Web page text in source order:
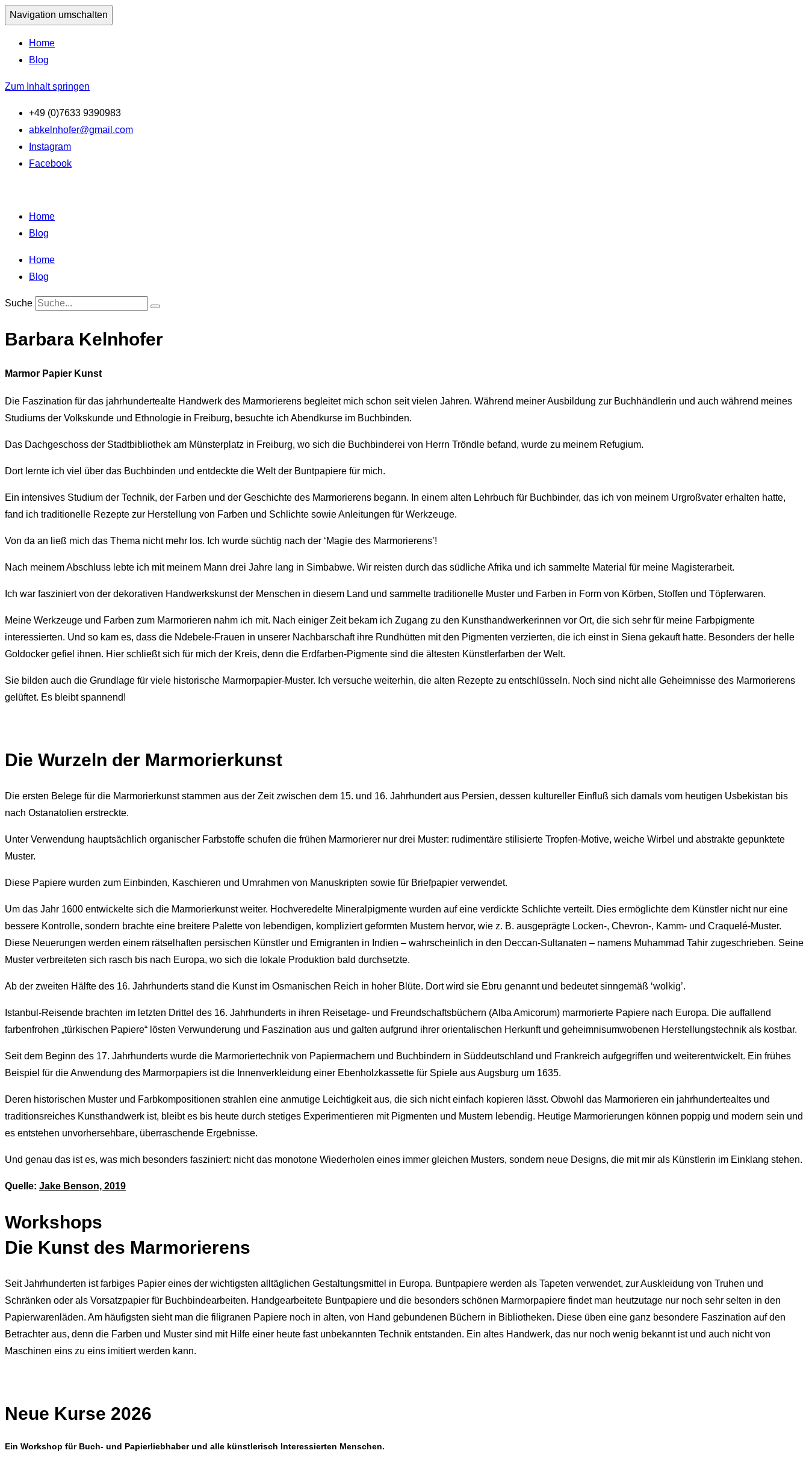
Navigation umschalten
Home
Blog
Zum Inhalt springen
+49 (0)7633 9390983
abkelnhofer@gmail.com
Instagram
Facebook
Home
Blog
Home
Blog
Suche
Barbara Kelnhofer
Marmor Papier Kunst
Die Faszination für das jahrhundertealte Handwerk des Marmorierens begleitet mich schon seit vielen Jahren. Während meiner Ausbildung zur Buchhändlerin und auch während meines
Studiums der Volkskunde und Ethnologie in Freiburg, besuchte ich Abendkurse im Buchbinden.
Das Dachgeschoss der Stadtbibliothek am Münsterplatz in Freiburg, wo sich die Buchbinderei von Herrn Tröndle befand, wurde zu meinem Refugium.
Dort lernte ich viel über das Buchbinden und entdeckte die Welt der Buntpapiere für mich.
Ein intensives Studium der Technik, der Farben und der Geschichte des Marmorierens begann. In einem alten Lehrbuch für Buchbinder, das ich von meinem Urgroßvater erhalten hatte,
fand ich traditionelle Rezepte zur Herstellung von Farben und Schlichte sowie Anleitungen für Werkzeuge.
Von da an ließ mich das Thema nicht mehr los. Ich wurde süchtig nach der ‘Magie des Marmorierens’!
Nach meinem Abschluss lebte ich mit meinem Mann drei Jahre lang in Simbabwe. Wir reisten durch das südliche Afrika und ich sammelte Material für meine Magisterarbeit.
Ich war fasziniert von der dekorativen Handwerkskunst der Menschen in diesem Land und sammelte traditionelle Muster und Farben in Form von Körben, Stoffen und Töpferwaren.
Meine Werkzeuge und Farben zum Marmorieren nahm ich mit. Nach einiger Zeit bekam ich Zugang zu den Kunsthandwerkerinnen vor Ort, die sich sehr für meine Farbpigmente
interessierten. Und so kam es, dass die Ndebele-Frauen in unserer Nachbarschaft ihre Rundhütten mit den Pigmenten verzierten, die ich einst in Siena gekauft hatte. Besonders der helle
Goldocker gefiel ihnen. Hier schließt sich für mich der Kreis, denn die Erdfarben-Pigmente sind die ältesten Künstlerfarben der Welt.
Sie bilden auch die Grundlage für viele historische Marmorpapier-Muster. Ich versuche weiterhin, die alten Rezepte zu entschlüsseln. Noch sind nicht alle Geheimnisse des Marmorierens
gelüftet. Es bleibt spannend!
Die Wurzeln der Marmorierkunst
Die ersten Belege für die Marmorierkunst stammen aus der Zeit zwischen dem 15. und 16. Jahrhundert aus Persien, dessen kultureller Einfluß sich damals vom heutigen Usbekistan bis
nach Ostanatolien erstreckte.
Unter Verwendung hauptsächlich organischer Farbstoffe schufen die frühen Marmorierer nur drei Muster: rudimentäre stilisierte Tropfen-Motive, weiche Wirbel und abstrakte gepunktete
Muster.
Diese Papiere wurden zum Einbinden, Kaschieren und Umrahmen von Manuskripten sowie für Briefpapier verwendet.
Um das Jahr 1600 entwickelte sich die Marmorierkunst weiter. Hochveredelte Mineralpigmente wurden auf eine verdickte Schlichte verteilt. Dies ermöglichte dem Künstler nicht nur eine
bessere Kontrolle, sondern brachte eine breitere Palette von lebendigen, kompliziert geformten Mustern hervor, wie z. B. ausgeprägte Locken-, Chevron-, Kamm- und Craquelé-Muster.
Diese Neuerungen werden einem rätselhaften persischen Künstler und Emigranten in Indien – wahrscheinlich in den Deccan-Sultanaten – namens Muhammad Tahir zugeschrieben. Seine
Muster verbreiteten sich rasch bis nach Europa, wo sich die lokale Produktion bald durchsetzte.
Ab der zweiten Hälfte des 16. Jahrhunderts stand die Kunst im Osmanischen Reich in hoher Blüte. Dort wird sie Ebru genannt und bedeutet sinngemäß ‘wolkig’.
Istanbul-Reisende brachten im letzten Drittel des 16. Jahrhunderts in ihren Reisetage- und Freundschaftsbüchern (Alba Amicorum) marmorierte Papiere nach Europa. Die auffallend
farbenfrohen „türkischen Papiere“ lösten Verwunderung und Faszination aus und galten aufgrund ihrer orientalischen Herkunft und geheimnisumwobenen Herstellungstechnik als kostbar.
Seit dem Beginn des 17. Jahrhunderts wurde die Marmoriertechnik von Papiermachern und Buchbindern in Süddeutschland und Frankreich aufgegriffen und weiterentwickelt. Ein frühes
Beispiel für die Anwendung des Marmorpapiers ist die Innenverkleidung einer Ebenholzkassette für Spiele aus Augsburg um 1635.
Deren historischen Muster und Farbkompositionen strahlen eine anmutige Leichtigkeit aus, die sich nicht einfach kopieren lässt. Obwohl das Marmorieren ein jahrhundertealtes und
traditionsreiches Kunsthandwerk ist, bleibt es bis heute durch stetiges Experimentieren mit Pigmenten und Mustern lebendig. Heutige Marmorierungen können poppig und modern sein und
es entstehen unvorhersehbare, überraschende Ergebnisse.
Und genau das ist es, was mich besonders fasziniert: nicht das monotone Wiederholen eines immer gleichen Musters, sondern neue Designs, die mit mir als Künstlerin im Einklang stehen.
Quelle: Jake Benson, 2019
Workshops
Die Kunst des Marmorierens
Seit Jahrhunderten ist farbiges Papier eines der wichtigsten alltäglichen Gestaltungsmittel in Europa. Buntpapiere werden als Tapeten verwendet, zur Auskleidung von Truhen und
Schränken oder als Vorsatzpapier für Buchbindearbeiten. Handgearbeitete Buntpapiere und die besonders schönen Marmorpapiere findet man heutzutage nur noch sehr selten in den
Papierwarenläden. Am häufigsten sieht man die filigranen Papiere noch in alten, von Hand gebundenen Büchern in Bibliotheken. Diese üben eine ganz besondere Faszination auf den
Betrachter aus, denn die Farben und Muster sind mit Hilfe einer heute fast unbekannten Technik entstanden. Ein altes Handwerk, das nur noch wenig bekannt ist und auch nicht von
Maschinen eins zu eins imitiert werden kann.
Neue Kurse 2026
Ein Workshop für Buch- und Papierliebhaber und alle künstlerisch Interessierten Menschen.